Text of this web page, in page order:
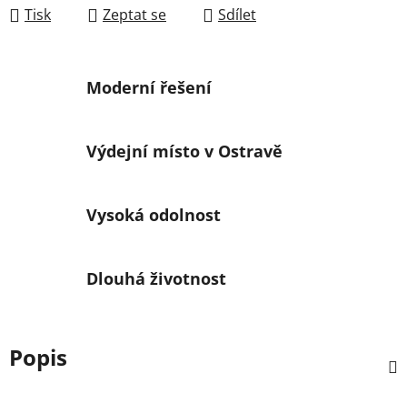
Tisk Zeptat se Sdílet
Moderní řešení
Výdejní místo v Ostravě
Vysoká odolnost
Dlouhá životnost
Popis